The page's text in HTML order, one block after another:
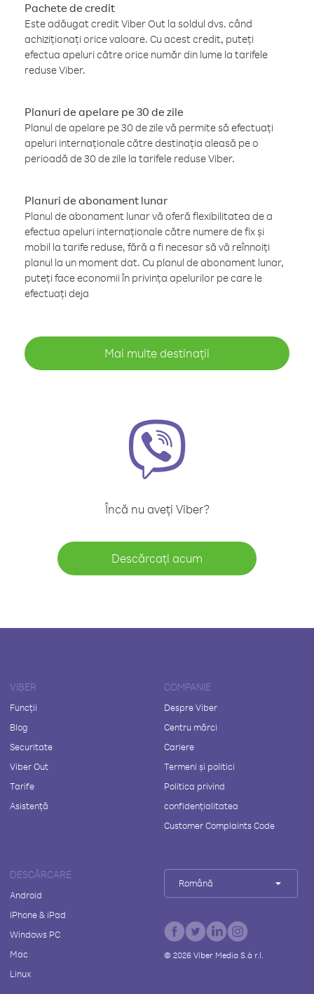
Pachete de credit
Este adăugat credit Viber Out la soldul dvs. când
achiziționați orice valoare. Cu acest credit, puteți
efectua apeluri către orice număr din lume la tarifele
reduse Viber.
Planuri de apelare pe 30 de zile
Planul de apelare pe 30 de zile vă permite să efectuați
apeluri internaționale către destinația aleasă pe o
perioadă de 30 de zile la tarifele reduse Viber.
Planuri de abonament lunar
Planul de abonament lunar vă oferă flexibilitatea de a
efectua apeluri internaționale către numere de fix și
mobil la tarife reduse, fără a fi necesar să vă reînnoiți
planul la un moment dat. Cu planul de abonament lunar,
puteți face economii în privința apelurilor pe care le
efectuați deja
Mai multe destinații
Încă nu aveți Viber?
Descărcați acum
VIBER
Funcții
Blog
Securitate
Viber Out
Tarife
Asistență
COMPANIE
Despre Viber
Centru mărci
Cariere
Termeni și politici
Politica privind
confidențialitatea
Customer Complaints Code
DESCĂRCARE
Android
iPhone & iPad
Windows PC
Mac
Linux
Română
© 2026Viber Media S.à r.l.